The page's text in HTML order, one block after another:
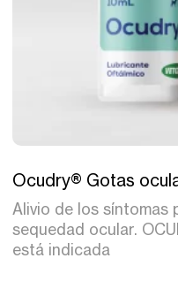
Tratamiento
Ocudry® Gotas
Alivio de los síntomas
sequedad ocular.
está indicada